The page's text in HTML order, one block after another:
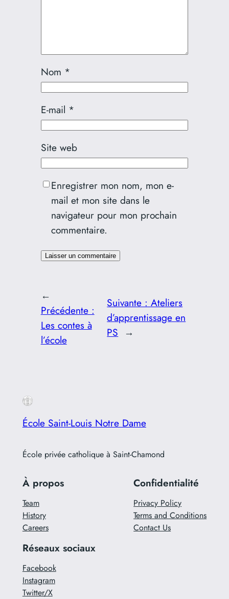
Nom *
E-mail *
Site web
Enregistrer mon nom, mon e-
mail et mon site dans le
navigateur pour mon prochain
commentaire.
←
Précédente :
Les contes à
l’école
Suivante :Ateliers
d’apprentissage en
PS →
École Saint-Louis Notre Dame
École privée catholique à Saint-Chamond
À propos
Team
History
Careers
Confidentialité
Privacy Policy
Terms and Conditions
Contact Us
Réseaux sociaux
Facebook
Instagram
Twitter/X